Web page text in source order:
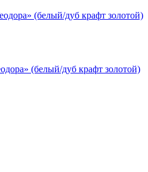
(белый/дуб крафт золотой)
(белый/дуб крафт золотой)